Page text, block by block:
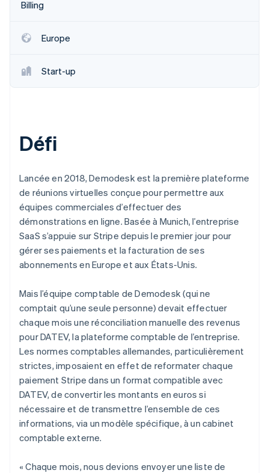
Découvrez les prochaines évolutions
Prévention de la fraude
Constitution de start-up
Stripe Sessions 2026
Découvrez comment Stripe construit l’infrastructure
Regarder la vidéo
Stripe App Marketplace
Billing
Europe
Start-up
Défi
Lancée en 2018, Demodesk est la première plateforme
de réunions virtuelles conçue pour permettre aux
équipes commerciales d’effectuer des
démonstrations en ligne. Basée à Munich, l’entreprise
SaaS s’appuie sur Stripe depuis le premier jour pour
gérer ses paiements et la facturation de ses
abonnements en Europe et aux États-Unis.
Mais l’équipe comptable de Demodesk (qui ne
comptait qu’une seule personne) devait effectuer
chaque mois une réconciliation manuelle des revenus
pour DATEV, la plateforme comptable de l’entreprise.
Les normes comptables allemandes, particulièrement
strictes, imposaient en effet de reformater chaque
paiement Stripe dans un format compatible avec
DATEV, de convertir les montants en euros si
nécessaire et de transmettre l’ensemble de ces
informations, via un modèle spécifique, à un cabinet
comptable externe.
« Chaque mois, nous devions envoyer une liste de